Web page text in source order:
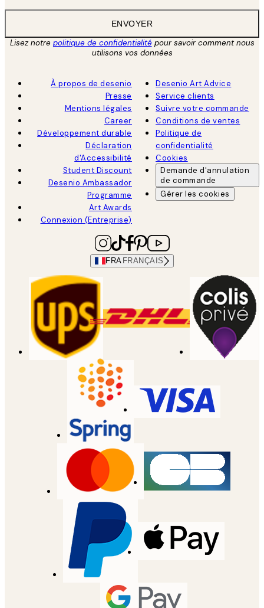
ENVOYER
Lisez notre politique de confidentialitépour savoir comment nous
utilisons vos données
À propos de desenio
Presse
Mentions légales
Career
Développement durable
Déclaration
d'Accessibilité
Student Discount
Desenio Ambassador
Programme
Art Awards
Connexion (Entreprise)
Desenio Art Advice
Service clients
Suivre votre commande
Conditions de ventes
Politique de
confidentialité
Cookies
Demande d'annulation
de commande
Gérer les cookies
FRA FRANÇAIS